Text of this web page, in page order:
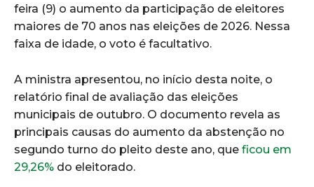
feira (9) o aumento da participação de eleitores
maiores de 70 anos nas eleições de 2026. Nessa
faixa de idade, o voto é facultativo.
A ministra apresentou, no início desta noite, o
relatório final de avaliação das eleições
municipais de outubro. O documento revela as
principais causas do aumento da abstenção no
segundo turno do pleito deste ano, que ficou em
29,26% do eleitorado.